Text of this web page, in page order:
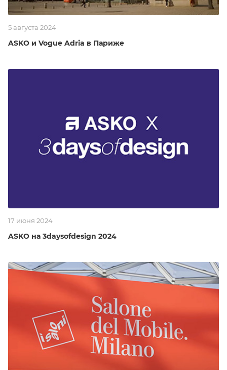
5 августа 2024
ASKO и Vogue Adria в Париже
17 июня 2024
ASKO на 3daysofdesign 2024